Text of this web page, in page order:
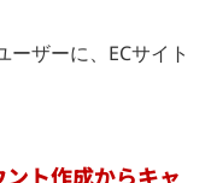
ザーに、ECサイト
ト作成からキャ